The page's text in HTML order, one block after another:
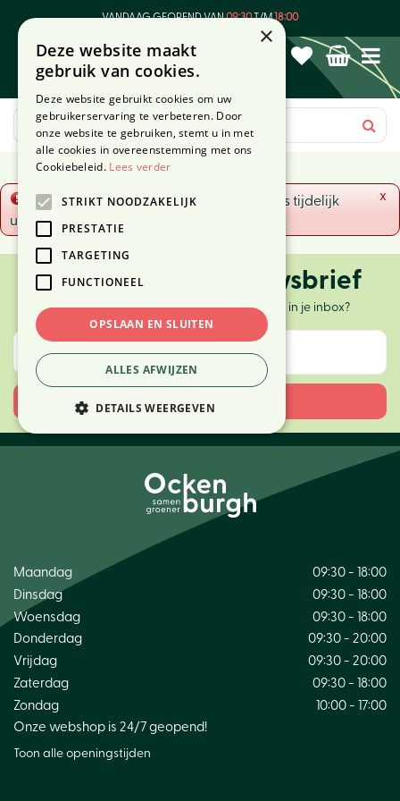
t
n
VANDAAG GEOPEND VAN09:30T/M18:00
x
Fout! De opgevraagde productpagina is tijdelijk
uitgeschakeld. Ga terug naar het
Ontvang onze nieuwsbrief
Elke twee weken nieuws, tips en inspiratie in je inbox?
Maandag
09:30 - 18:00
Dinsdag
09:30 - 18:00
Woensdag
09:30 - 18:00
Donderdag
09:30 - 20:00
Vrijdag
09:30 - 20:00
Zaterdag
09:30 - 18:00
Zondag
10:00 - 17:00
Onze webshop is 24/7 geopend!
Toon alle openingstijden
×
Deze website maakt
gebruik van cookies.
Deze website gebruikt cookies om uw
gebruikerservaring te verbeteren. Door
onze website te gebruiken, stemt u in met
alle cookies in overeenstemming met ons
Cookiebeleid. Lees verder
STRIKT NOODZAKELIJK
PRESTATIE
TARGETING
FUNCTIONEEL
OPSLAAN EN SLUITEN
ALLES AFWIJZEN
DETAILS WEERGEVEN